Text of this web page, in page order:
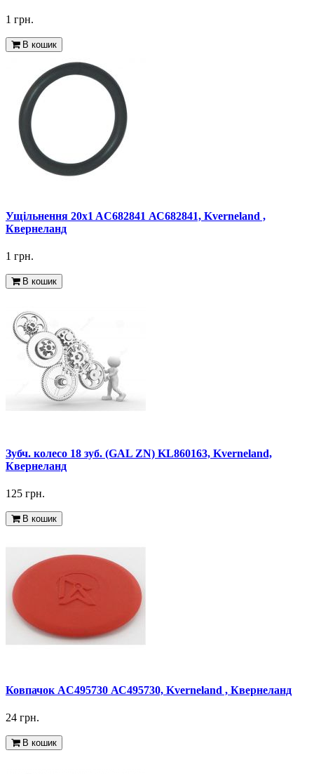
1 грн.
В кошик
Ущільнення 20x1 AC682841 АС682841, Kverneland ,
Квернеланд
1 грн.
В кошик
Зубч. колесо 18 зуб. (GAL ZN) KL860163, Kverneland,
Квернеланд
125 грн.
В кошик
Ковпачок AC495730 АС495730, Kverneland , Квернеланд
24 грн.
В кошик